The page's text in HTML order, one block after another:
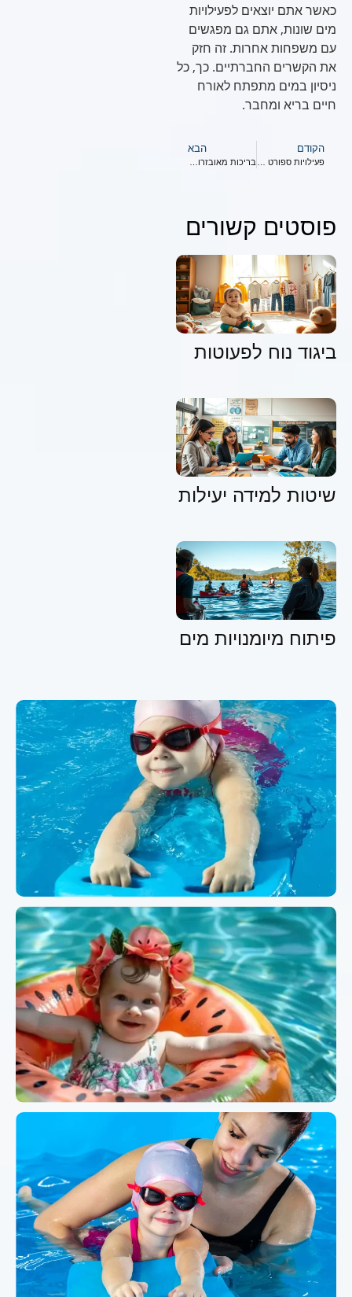
כאשר אתם יוצאים לפעילויות
מים שונות, אתם גם מפגשים
עם משפחות אחרות. זה חזק
את הקשרים החברתיים. כך, כל
ניסיון במים מתפתח לאורח
חיים בריא ומחבר.
הקודם
פעילויות ספורט מהנות לילדים
הבא
בריכות מאובזרות לקטנטנים
פוסטים קשורים
ביגוד נוח לפעוטות
שיטות למידה יעילות
פיתוח מיומנויות מים